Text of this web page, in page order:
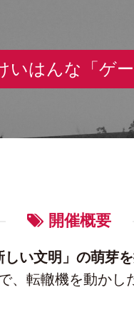
いはんな「ゲー
開催概要
しい文明」の萌芽
、転轍機を動かし